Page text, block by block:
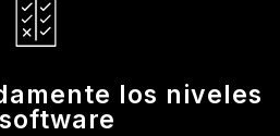
los niveles